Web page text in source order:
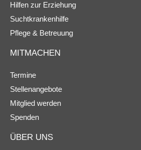
Hilfen zur Erziehung
Suchtkrankenhilfe
Pflege & Betreuung
MITMACHEN
Termine
Stellenangebote
Mitglied werden
Spenden
ÜBER UNS